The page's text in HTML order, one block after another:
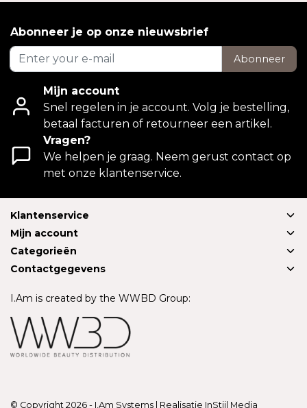
Abonneer je op onze nieuwsbrief
Abonneer
Mijn account
Snel regelen in je account. Volg je bestelling,
betaal facturen of retourneer een artikel.
Vragen?
We helpen je graag. Neem gerust contact op
met onze klantenservice.
Klantenservice
Mijn account
Categorieën
Contactgegevens
I.Am is created by the WWBD Group:
© Copyright 2026 - I.Am Systems | Realisatie InStijl Media